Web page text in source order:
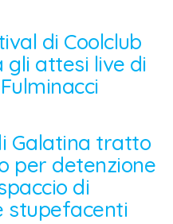
di Coolclub
gli attesi live di
Galatina tratto
per detenzione
di
stupefacenti